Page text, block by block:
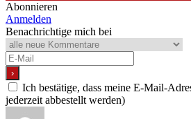
Abonnieren
Anmelden
Benachrichtige mich bei
Ich bestätige, dass meine E-Mail-
jederzeit abbestellt werden)